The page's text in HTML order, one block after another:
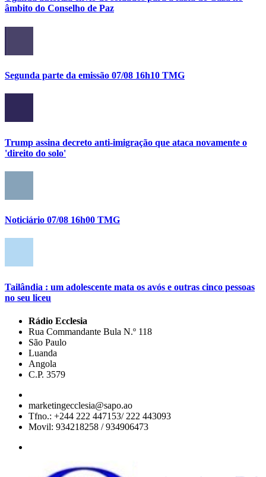
âmbito do Conselho de Paz
Segunda parte da emissão 07/08 16h10 TMG
Trump assina decreto anti-imigração que ataca novamente o
'direito do solo'
Noticiário 07/08 16h00 TMG
Tailândia : um adolescente mata os avós e outras cinco pessoas
no seu liceu
Rádio Ecclesia
Rua Commandante Bula N.º 118
São Paulo
Luanda
Angola
C.P. 3579
marketingecclesia@sapo.ao
Tfno.: +244 222 447153/ 222 443093
Movil: 934218258 / 934906473